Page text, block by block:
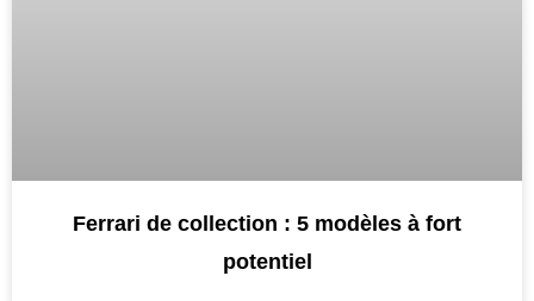
Ferrari de collection : 5 modèles à fort
potentiel